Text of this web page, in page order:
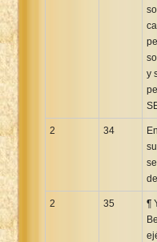
y
2 34
2 35
¶